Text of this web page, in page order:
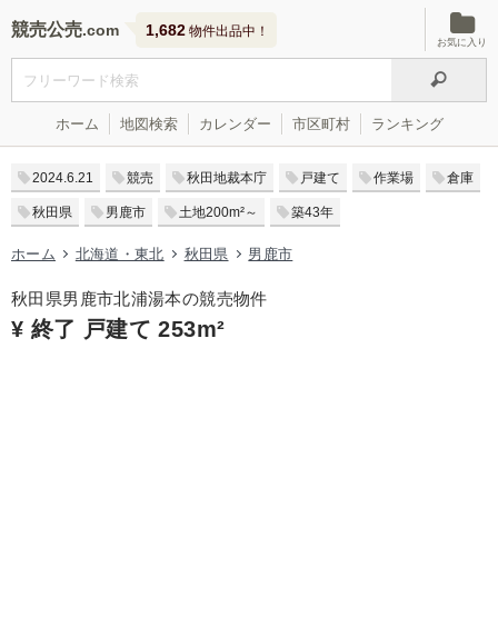
競売公売 1,682 物件出品中！
お気に入り
ホーム 地図検索 カレンダー 市区町村 ランキング
2024.6.21 競売 秋田地裁本庁 戸建て 作業場 倉庫
秋田県 男鹿市 土地200m²～ 築43年
ホーム 北海道・東北 秋田県 男鹿市
秋田県男鹿市北浦湯本の競売物件
¥ 終了 戸建て 253m²